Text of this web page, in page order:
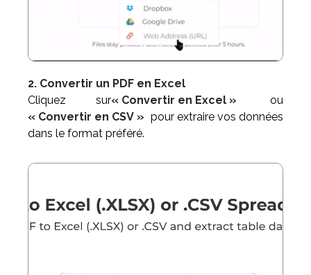
2. Convertir un PDF en Excel
Cliquez sur« Convertir en Excel »
ou
« Convertir en CSV » pour extraire vos données
dans le format préféré.